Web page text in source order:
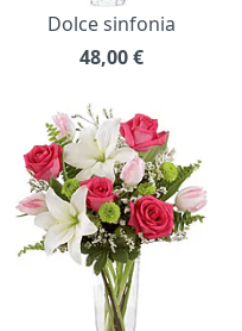
Dolce sinfonia
48,00€